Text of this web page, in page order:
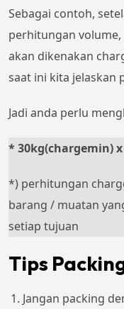
Sebagai contoh,
perhitungan
akan dikenakan
saat ini kita jelaskan
Jadi anda perlu
* 30kg(chargemin) x
*) perhitungan
barang / muatan
setiap tujuan
Tips
Jangan packing